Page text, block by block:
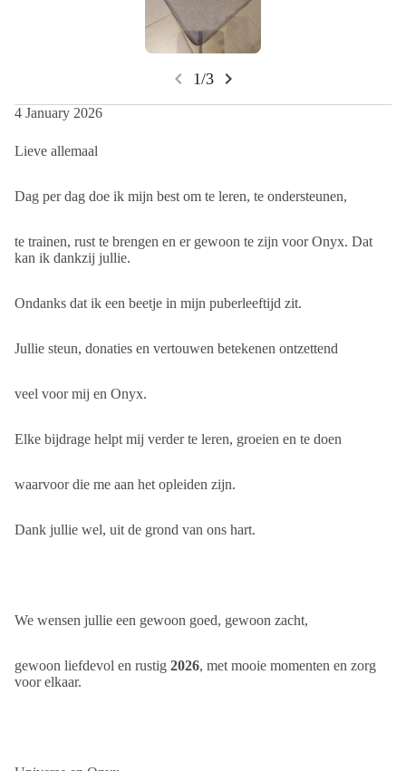
chevron_left 1/3 chevron_right
4 January 2026
Lieve allemaal
Dag per dag doe ik mijn best om te leren, te ondersteunen,
te trainen, rust te brengen en er gewoon te zijn voor Onyx. Dat
kan ik dankzij jullie.
Ondanks dat ik een beetje in mijn puberleeftijd zit.
Jullie steun, donaties en vertouwen betekenen ontzettend
veel voor mij en Onyx.
Elke bijdrage helpt mij verder te leren, groeien en te doen
waarvoor die me aan het opleiden zijn.
Dank jullie wel, uit de grond van ons hart.
We wensen jullie een gewoon goed, gewoon zacht,
gewoon liefdevol en rustig 2026, met mooie momenten en zorg
voor elkaar.